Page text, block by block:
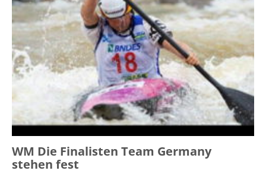
WM Die Finalisten Team Germany
stehen fest